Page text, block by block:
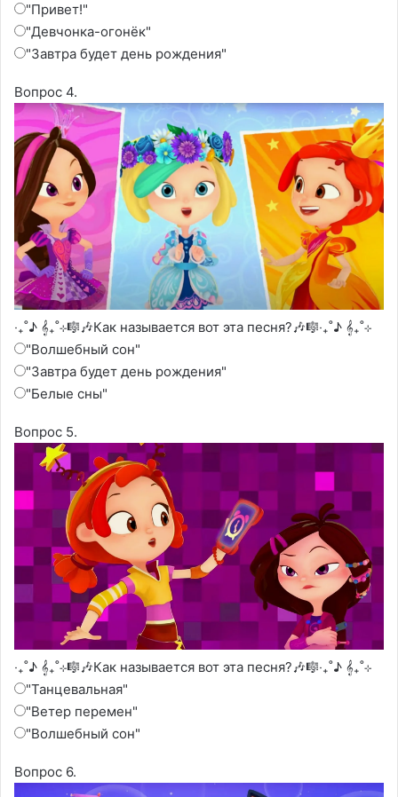
"Привет!"
"Девчонка-огонёк"
"Завтра будет день рождения"
Вопрос 4.
‧₊˚♪ 𝄞₊˚⊹🎼🎶Как называется вот эта песня?🎶🎼‧₊˚♪ 𝄞₊˚⊹
"Волшебный сон"
"Завтра будет день рождения"
"Белые сны"
Вопрос 5.
‧₊˚♪ 𝄞₊˚⊹🎼🎶Как называется вот эта песня?🎶🎼‧₊˚♪ 𝄞₊˚⊹
"Танцевальная"
"Ветер перемен"
"Волшебный сон"
Вопрос 6.